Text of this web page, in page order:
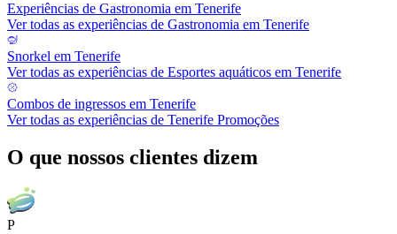
Experiências de Gastronomia em Tenerife
Ver todas as experiências de Gastronomia em Tenerife
Snorkel em Tenerife
Ver todas as experiências de Esportes aquáticos em Tenerife
Combos de ingressos em Tenerife
Ver todas as experiências de Tenerife Promoções
O que nossos clientes dizem
P